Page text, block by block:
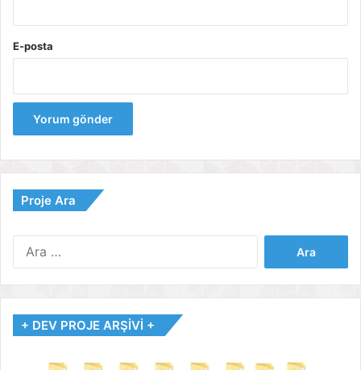
E-posta
Proje Ara
+ DEV PROJE ARŞİVİ +